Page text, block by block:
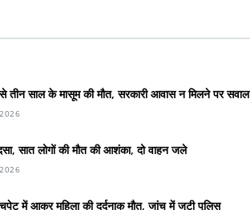
तीन साल के मासूम की मौत, सरकारी आवास न मिलने पर सवाल
सात लोगों की मौत की आशंका, दो वाहन जले
में आकर महिला की दर्दनाक मौत, जांच में जुटी पुलिस